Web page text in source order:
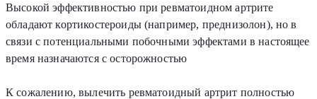
Высокой эффективностью при ревматоидном артрите
обладают кортикостероиды (например, преднизолон), но в
связи с потенциальными побочными эффектами в настоящее
время назначаются с осторожностью
К сожалению, вылечить ревматоидный артрит полностью